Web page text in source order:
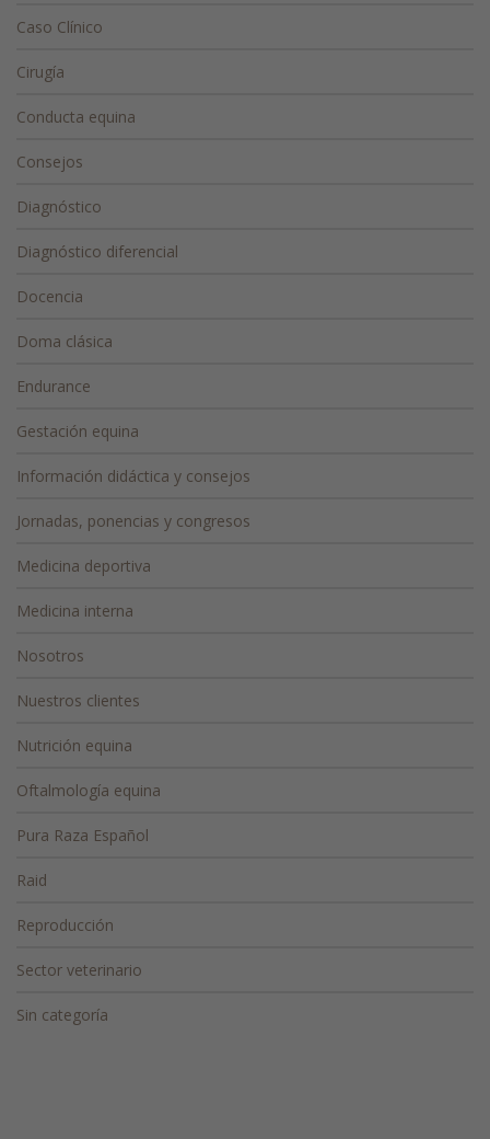
Caso Clínico
Cirugía
Conducta equina
Consejos
Diagnóstico
Diagnóstico diferencial
Docencia
Doma clásica
Endurance
Gestación equina
Información didáctica y consejos
Jornadas, ponencias y congresos
Medicina deportiva
Medicina interna
Nosotros
Nuestros clientes
Nutrición equina
Oftalmología equina
Pura Raza Español
Raid
Reproducción
Sector veterinario
Sin categoría